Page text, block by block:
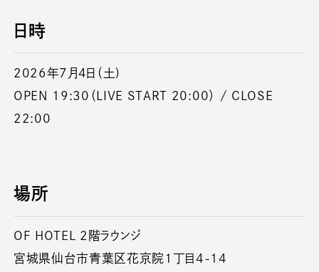
日時
2026年7月4日（土)
OPEN 19:30（LIVE START 20:00） / CLOSE
22:00
場所
OF HOTEL 2階ラウンジ
宮城県仙台市青葉区花京院1丁目4-14